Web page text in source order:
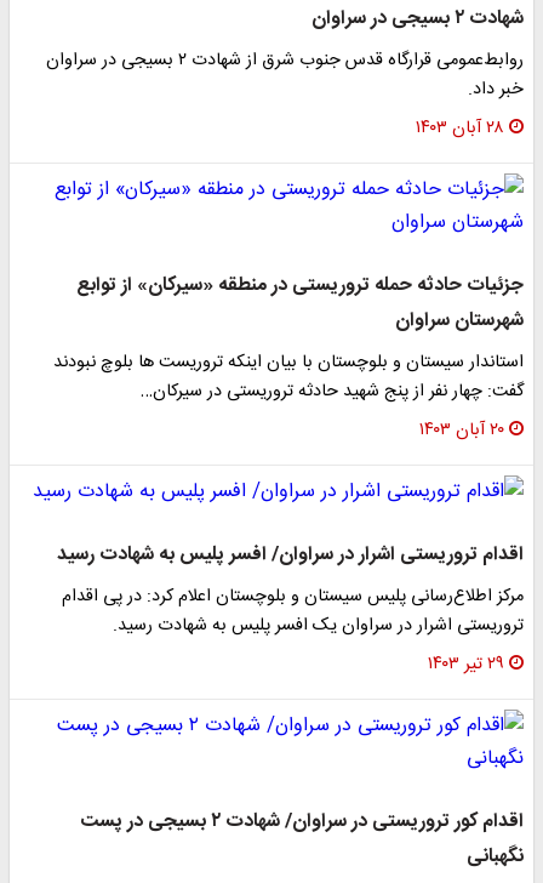
شهادت ۲ بسیجی در سراوان
روابط‌عمومی قرارگاه قدس جنوب شرق از شهادت ۲ بسیجی در سراوان
خبر داد.
۲۸ آبان ۱۴۰۳
جزئیات حادثه حمله تروریستی در منطقه «سیرکان» از توابع
شهرستان سراوان
استاندار سیستان و بلوچستان با بیان اینکه تروریست ها بلوچ نبودند
گفت: چهار نفر از پنج شهید حادثه تروریستی در سیرکان…
۲۰ آبان ۱۴۰۳
اقدام تروریستی اشرار در سراوان/ افسر پلیس به شهادت رسید
مرکز اطلاع‌رسانی پلیس سیستان و بلوچستان اعلام کرد: در پی اقدام
تروریستی اشرار در سراوان یک افسر پلیس به شهادت رسید.
۲۹ تیر ۱۴۰۳
اقدام کور تروریستی در سراوان/ شهادت ۲ بسیجی در پست
نگهبانی